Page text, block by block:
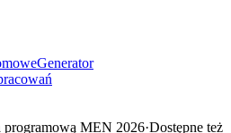
Generator
programową MEN 2026·Dostępne też